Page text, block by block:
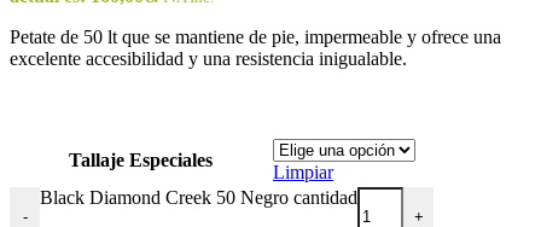
Petate de 50 lt que se mantiene de pie, impermeable y ofrece una
excelente accesibilidad y una resistencia inigualable.
Tallaje Especiales
Limpiar
-
Black Diamond Creek 50 Negro cantidad
+